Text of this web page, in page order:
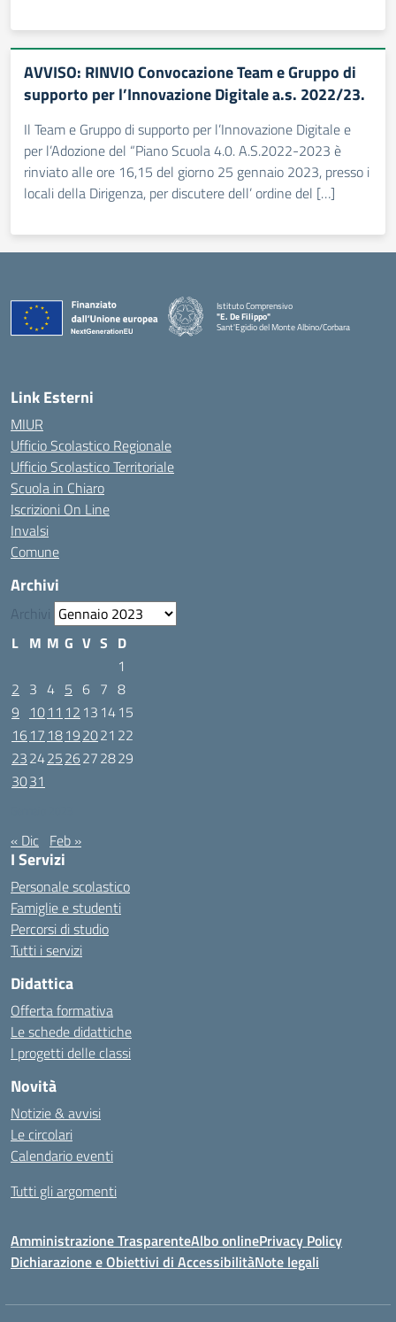
AVVISO: RINVIO Convocazione Team e Gruppo di
supporto per l’Innovazione Digitale a.s. 2022/23.
Il Team e Gruppo di supporto per l’Innovazione Digitale e
per l’Adozione del “Piano Scuola 4.0. A.S.2022-2023 è
rinviato alle ore 16,15 del giorno 25 gennaio 2023, presso i
locali della Dirigenza, per discutere dell’ ordine del […]
Istituto Comprensivo
"E. De Filippo"
Sant'Egidio del Monte Albino/Corbara
Link Esterni
MIUR
Ufficio Scolastico Regionale
Ufficio Scolastico Territoriale
Scuola in Chiaro
Iscrizioni On Line
Invalsi
Comune
Archivi
Archivi
L M M G V S D
1
2 3 4 5 6 7 8
9 1011 12 13 1415
1617 18192021 22
23242526272829
3031
« Dic Feb »
I Servizi
Personale scolastico
Famiglie e studenti
Percorsi di studio
Tutti i servizi
Didattica
Offerta formativa
Le schede didattiche
I progetti delle classi
Novità
Notizie & avvisi
Le circolari
Calendario eventi
Tutti gli argomenti
Amministrazione TrasparenteAlbo onlinePrivacy Policy
Dichiarazione e Obiettivi di AccessibilitàNote legali